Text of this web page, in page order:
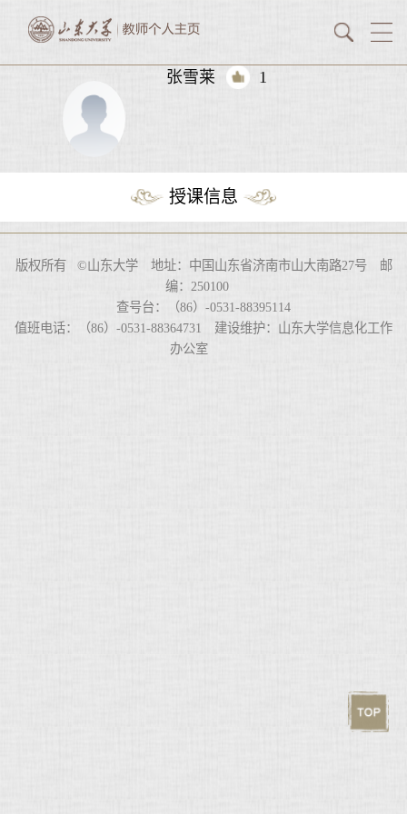
张雪莱 1
授课信息
版权所有 ©山东大学 地址：中国山东省济南市山大南路27号 邮
编：250100
查号台：（86）-0531-88395114
值班电话：（86）-0531-88364731 建设维护：山东大学信息化工作
办公室